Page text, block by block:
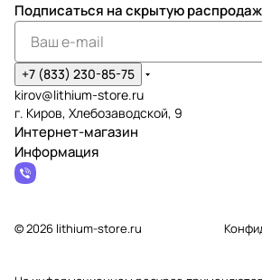
Подписаться на скрытую
+7 (833) 230-85-75
kirov@lithium-store.ru
г. Киров, Хлебозаводской, 9
Интернет-магазин
Информация
© 2026 lithium-store.ru